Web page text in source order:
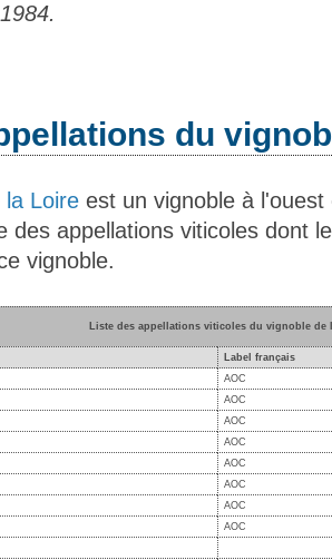
du
la Loire est un vignoble à
des appellations viticoles dont
vignoble.
Liste des appellations viticoles du vignoble de
Label français
AOC
AOC
AOC
AOC
AOC
AOC
AOC
AOC